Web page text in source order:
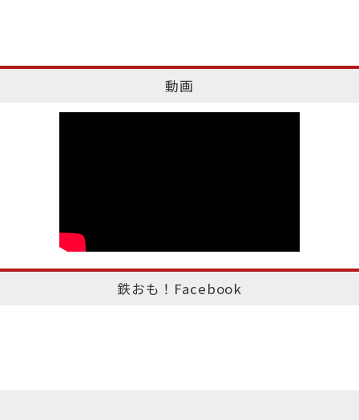
動画
鉄おも！Facebook